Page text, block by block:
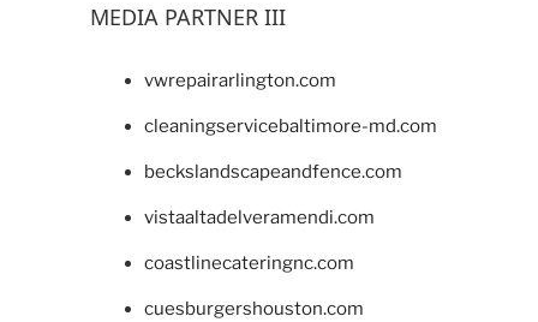
MEDIA PARTNER III
vwrepairarlington.com
cleaningservicebaltimore-md.com
beckslandscapeandfence.com
vistaaltadelveramendi.com
coastlinecateringnc.com
cuesburgershouston.com